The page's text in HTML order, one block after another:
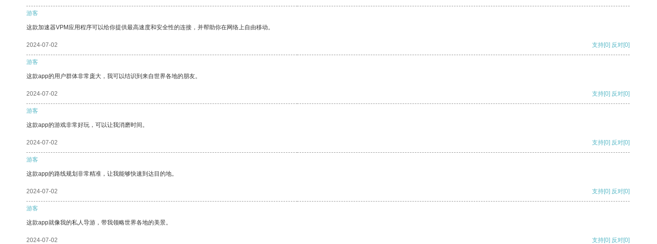
游客
这款加速器VPM应用程序可以给你提供最高速度和安全性的连接，并帮助你在网络上自由移动。
2024-07-02 支持[0] 反对[0]
游客
这款app的用户群体非常庞大，我可以结识到来自世界各地的朋友。
2024-07-02 支持[0] 反对[0]
游客
这款app的游戏非常好玩，可以让我消磨时间。
2024-07-02 支持[0] 反对[0]
游客
这款app的路线规划非常精准，让我能够快速到达目的地。
2024-07-02 支持[0] 反对[0]
游客
这款app就像我的私人导游，带我领略世界各地的美景。
2024-07-02 支持[0] 反对[0]